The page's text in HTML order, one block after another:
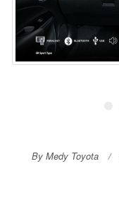
By Medy Toyota